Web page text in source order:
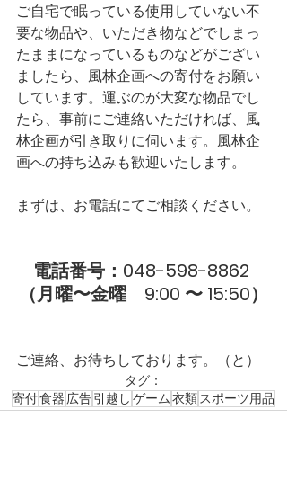
ご自宅で眠っている使用していない不
要な物品や、いただき物などでしまっ
たままになっているものなどがござい
ましたら、風林企画への寄付をお願い
しています。運ぶのが大変な物品でし
たら、事前にご連絡いただければ、風
林企画が引き取りに伺います。風林企
画への持ち込みも歓迎いたします。
まずは、お電話にてご相談ください。
電話番号：048-598-8862
（月曜〜金曜　9:00 〜 15:50）
ご連絡、お待ちしております。（と）
タグ：
寄付食器広告引越し ゲーム衣類スポーツ用品